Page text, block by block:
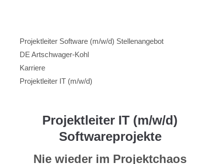
Projektleiter Software (m/w/d) Stellenangebot
DE Artschwager-Kohl
Karriere
Projektleiter IT (m/w/d)
Projektleiter IT (m/w/d)
Softwareprojekte
Nie wieder im Projektchaos